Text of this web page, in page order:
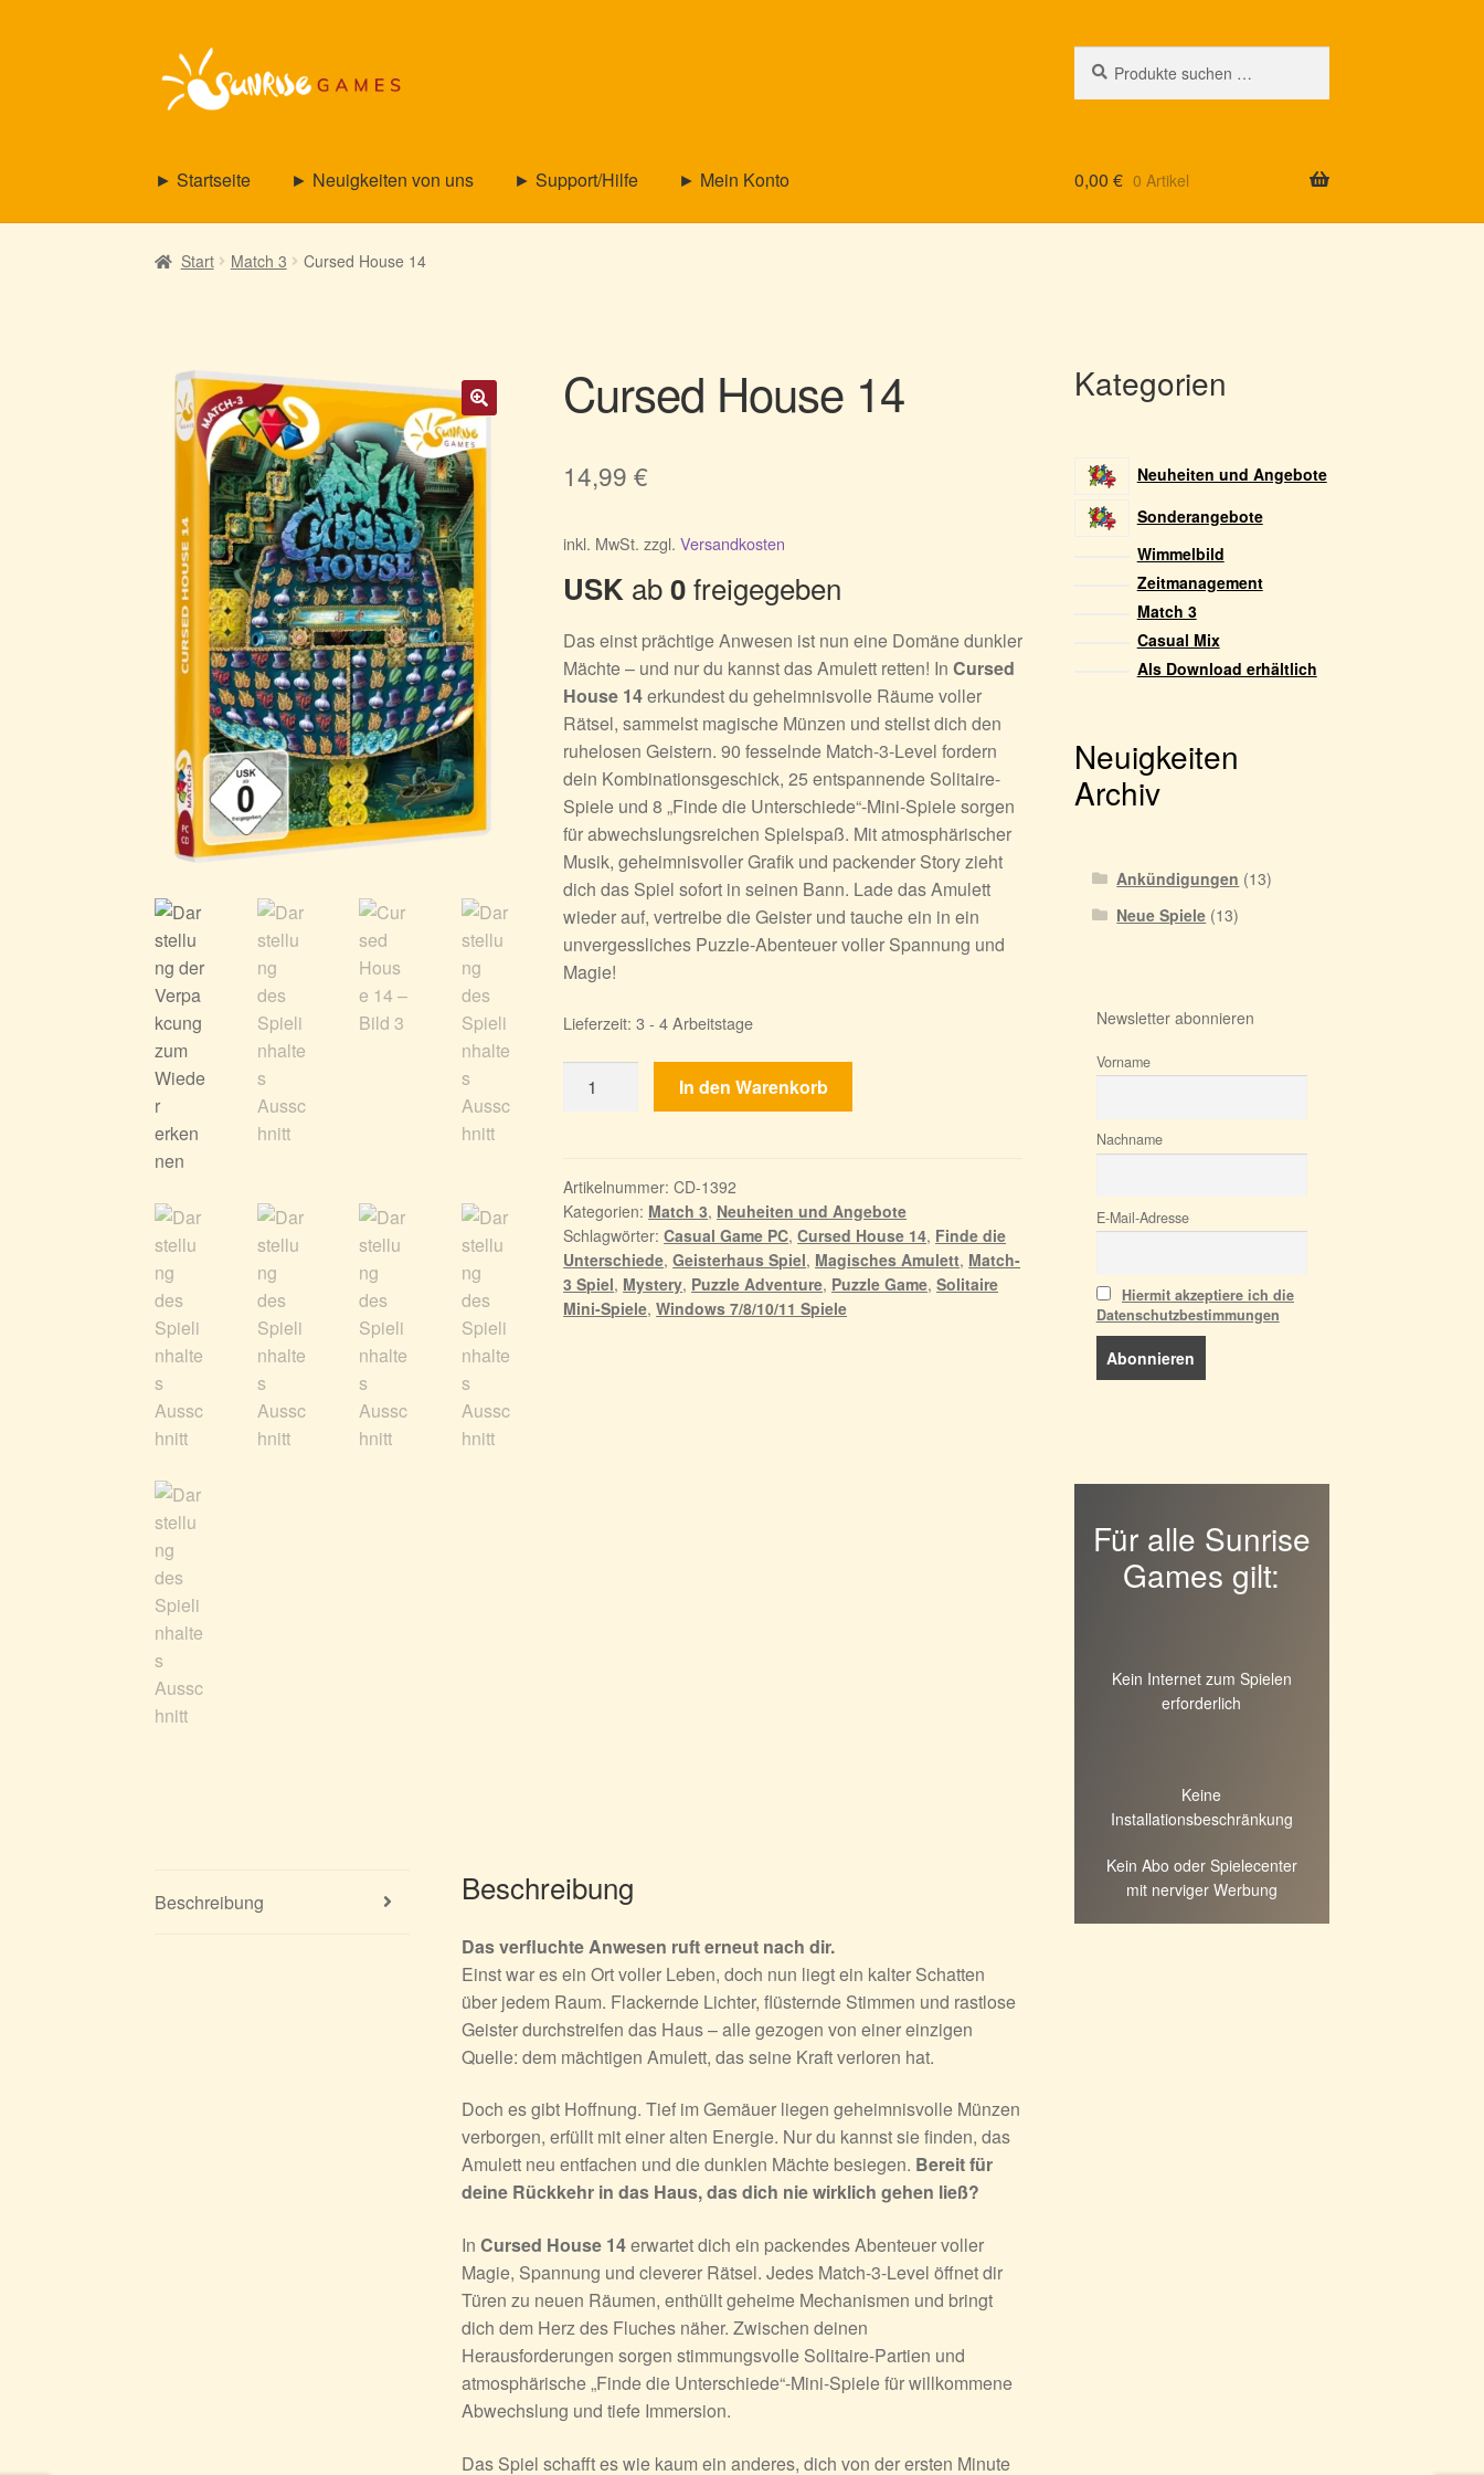
Zur
Navigation
springen
Zum
Inhalt
springen
nach:
► Startseite ► Neuigkeiten von uns ► Support/Hilfe ► Mein Konto 0,00 € 0 Artikel
Start Match 3 Cursed House 14
🔍
Cursed House 14
14,99€
inkl. MwSt. zzgl.Versandkosten
USK ab0freigegeben
Das einst prächtige Anwesen ist nun eine Domäne dunkler
Mächte – und nur du kannst das Amulett retten! InCursed
House 14erkundest du geheimnisvolle Räume voller
Rätsel, sammelst magische Münzen und stellst dich den
ruhelosen Geistern. 90 fesselnde Match-3-Level fordern
dein Kombinationsgeschick, 25 entspannende Solitaire-
Spiele und 8 „Finde die Unterschiede“-Mini-Spiele sorgen
für abwechslungsreichen Spielspaß. Mit atmosphärischer
Musik, geheimnisvoller Grafik und packender Story zieht
dich das Spiel sofort in seinen Bann. Lade das Amulett
wieder auf, vertreibe die Geister und tauche ein in ein
unvergessliches Puzzle-Abenteuer voller Spannung und
Magie!
Lieferzeit:3 - 4 Arbeitstage
House
In den Warenkorb
Artikelnummer:CD-1392
Kategorien: Match 3, Neuheiten und Angebote
Schlagwörter:Casual Game PC,Cursed House 14, Finde die
Unterschiede,Geisterhaus Spiel, Magisches Amulett, Match-
3 Spiel, Mystery, Puzzle Adventure, Puzzle Game,Solitaire
Mini-Spiele,Windows 7/8/10/11 Spiele
Beschreibung Beschreibung
Das verfluchte Anwesen ruft erneut nach dir.
Einst war es ein Ort voller Leben, doch nun liegt ein kalter Schatten
über jedem Raum. Flackernde Lichter, flüsternde Stimmen und rastlose
Geister durchstreifen das Haus – alle gezogen von einer einzigen
Quelle: dem mächtigen Amulett, das seine Kraft verloren hat.
Doch es gibt Hoffnung. Tief im Gemäuer liegen geheimnisvolle Münzen
verborgen, erfüllt mit einer alten Energie. Nur du kannst sie finden, das
Amulett neu entfachen und die dunklen Mächte besiegen. Bereit für
deine Rückkehr in das Haus, das dich nie wirklich gehen ließ?
In Cursed House 14erwartet dich ein packendes Abenteuer voller
Magie, Spannung und cleverer Rätsel. Jedes Match-3-Level öffnet dir
Türen zu neuen Räumen, enthüllt geheime Mechanismen und bringt
dich dem Herz des Fluches näher. Zwischen deinen
Herausforderungen sorgen stimmungsvolle Solitaire-Partien und
atmosphärische „Finde die Unterschiede“-Mini-Spiele für willkommene
Abwechslung und tiefe Immersion.
Das Spiel schafft es wie kaum ein anderes, dich von der ersten Minute
Kategorien
Neuheiten und Angebote
Sonderangebote
Wimmelbild
Zeitmanagement
Match 3
Casual Mix
Als Download erhältlich
Neuigkeiten
Archiv
Ankündigungen (13)
Neue Spiele (13)
Newsletter abonnieren
Vorname
Nachname
E-Mail-Adresse
Hiermit akzeptiere ich die
Datenschutzbestimmungen
Für alle Sunrise
Games gilt:
Kein Internet zum Spielen
erforderlich
Keine
Installationsbeschränkung
Kein Abo oder Spielecenter
mit nerviger Werbung